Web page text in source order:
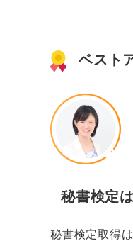
ベスト
秘書検定
秘書検定取得